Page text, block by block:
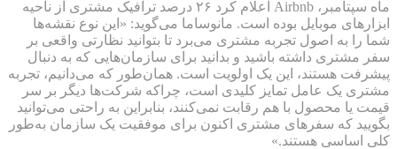
ماه سپتامبر، Airbnb اعلام کرد ۲۶ درصد ترافیک مشتری از ناحیه
ابزارهای موبایل بوده است. مانوساما می‌گوید: «این نوع نقشه‌ها
شما را به اصول تجربه مشتری می‌برد تا بتوانید نظارتی واقعی بر
سفر مشتری داشته باشید و بدانید برای سازمان‌هایی که به دنبال
پیشرفت هستند، این یک اولویت است. همان‌طور که می‌دانیم، تجربه
مشتری یک عامل تمایز کلیدی است، چراکه شرکت‌ها دیگر بر سر
قیمت یا محصول با هم رقابت نمی‌کنند، بنابراین به راحتی می‌توانید
بگویید که سفرهای مشتری اکنون برای موفقیت یک سازمان به‌طور
کلی اساسی هستند.»